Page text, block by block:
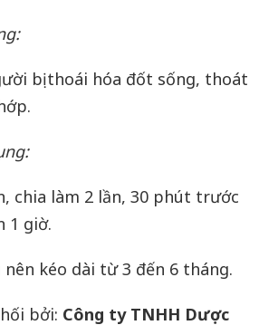
bị thoái hóa đốt sống, thoát
chia làm 2 lần, 30 phút trước
1 giờ.
kéo dài từ 3 đến 6 tháng.
bởi: Công ty TNHH Dược